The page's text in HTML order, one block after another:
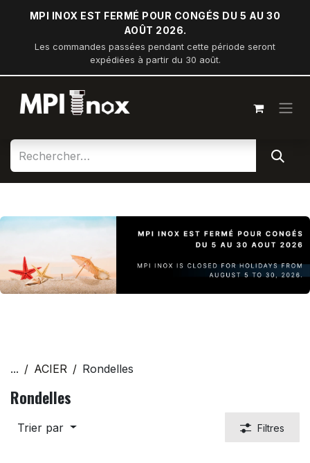
Se rendre au contenu
MPI INOX EST FERMÉ POUR CONGÉS DU 5 AU 30
AOÛT 2026.
Les commandes passées pendant cette période seront
expédiées à partir du 30 août.
... ACIER Rondelles
Rondelles
Trier par Filtres